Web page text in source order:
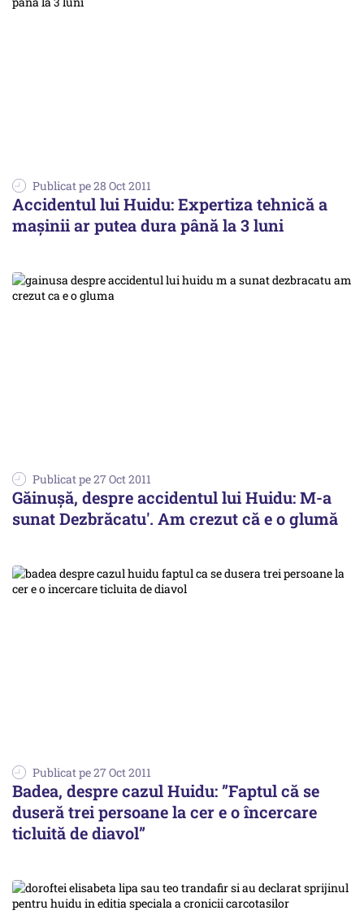
Publicat pe 28 Oct 2011
Accidentul lui Huidu: Expertiza tehnică a
maşinii ar putea dura până la 3 luni
Publicat pe 27 Oct 2011
Găinuşă, despre accidentul lui Huidu: M-a
sunat Dezbrăcatu'. Am crezut că e o glumă
Publicat pe 27 Oct 2011
Badea, despre cazul Huidu: ”Faptul că se
duseră trei persoane la cer e o încercare
ticluită de diavol”